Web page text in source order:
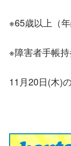
※65歳以上（
※障害者手帳
11月20日(木)